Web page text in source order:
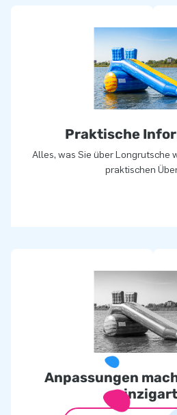
Praktische
Alles, was Sie über Longrutsche
praktischen
Anpassungen